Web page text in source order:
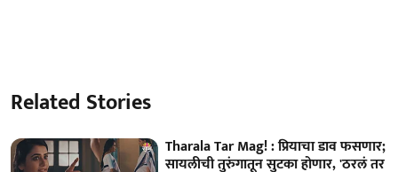
Related Stories
Tharala Tar Mag! : प्रियाचा डाव फसणार;
सायलीची तुरुंगातून सुटका होणार, 'ठरलं तर